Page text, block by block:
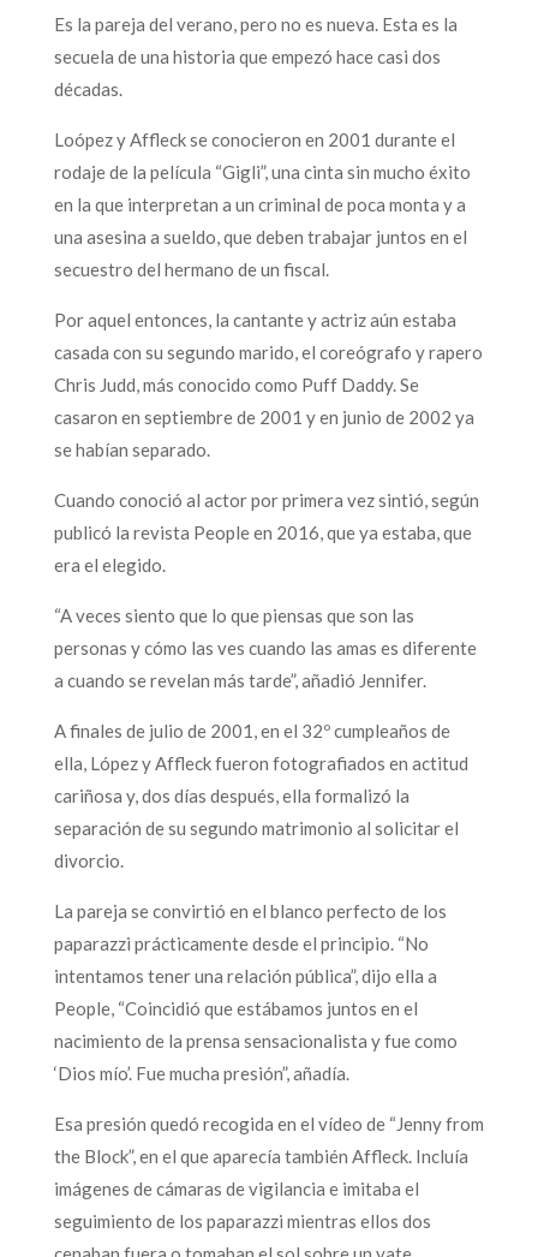
Es la pareja del verano, pero no es nueva. Esta es la
secuela de una historia que empezó hace casi dos
décadas.
Loópez y Affleck se conocieron en 2001 durante el
rodaje de la película “Gigli”, una cinta sin mucho éxito
en la que interpretan a un criminal de poca monta y a
una asesina a sueldo, que deben trabajar juntos en el
secuestro del hermano de un fiscal.
Por aquel entonces, la cantante y actriz aún estaba
casada con su segundo marido, el coreógrafo y rapero
Chris Judd, más conocido como Puff Daddy. Se
casaron en septiembre de 2001 y en junio de 2002 ya
se habían separado.
Cuando conoció al actor por primera vez sintió, según
publicó la revista People en 2016, que ya estaba, que
era el elegido.
“A veces siento que lo que piensas que son las
personas y cómo las ves cuando las amas es diferente
a cuando se revelan más tarde”, añadió Jennifer.
A finales de julio de 2001, en el 32º cumpleaños de
ella, López y Affleck fueron fotografiados en actitud
cariñosa y, dos días después, ella formalizó la
separación de su segundo matrimonio al solicitar el
divorcio.
La pareja se convirtió en el blanco perfecto de los
paparazzi prácticamente desde el principio. “No
intentamos tener una relación pública”, dijo ella a
People, “Coincidió que estábamos juntos en el
nacimiento de la prensa sensacionalista y fue como
‘Dios mío’. Fue mucha presión”, añadía.
Esa presión quedó recogida en el vídeo de “Jenny from
the Block”, en el que aparecía también Affleck. Incluía
imágenes de cámaras de vigilancia e imitaba el
seguimiento de los paparazzi mientras ellos dos